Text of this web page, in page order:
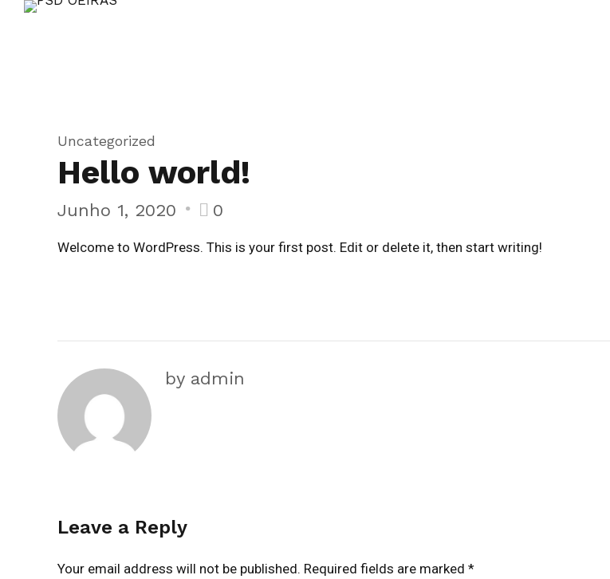
Uncategorized
Hello world!
Junho 1, 2020 0
Welcome to WordPress. This is your first post. Edit or delete it, then start writing!
by admin
Leave a Reply
Your email address will not be published. Required fields are marked *